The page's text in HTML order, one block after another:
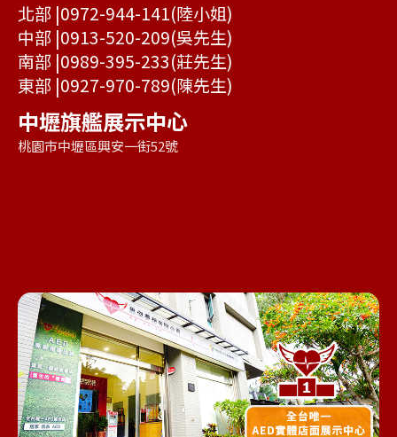
北部 |0972-944-141(陸小姐)
中部 |0913-520-209(吳先生)
南部 |0989-395-233(莊先生)
東部 |0927-970-789(陳先生)
中壢旗艦展示中心
桃園市中壢區興安一街52號